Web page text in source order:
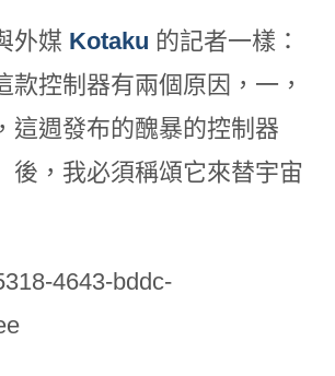
外媒 Kotaku 的記者一樣：
款控制器有兩個原因，一，
這週發布的醜暴的控制器
後，我必須稱頌它來替宇宙